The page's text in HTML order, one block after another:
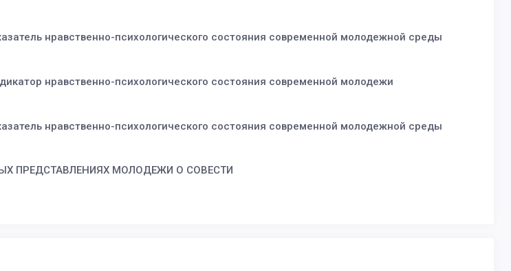
нравственно-психологического состояния современной молодежной среды
нравственно-психологического состояния современной молодежи
нравственно-психологического состояния современной молодежной среды
ПРЕДСТАВЛЕНИЯХ МОЛОДЕЖИ О СОВЕСТИ